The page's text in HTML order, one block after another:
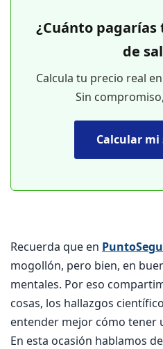
¿Cuánto
de
Calcula tu precio real
Sin
Calcular
Recuerda que en
mogollón, pero bien, en
mentales. Por eso
cosas, los hallazgos
entender mejor cómo tener
En esta ocasión hablamos